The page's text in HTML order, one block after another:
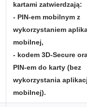
kartami zatwierdzają:
- PIN-em mobilnym z
wykorzystaniem
mobilnej,
- kodem 3D-Secure
PIN-em do karty (bez
wykorzystania
mobilnej).